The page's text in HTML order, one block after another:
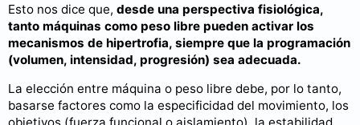
Esto nos dice que, desde una perspectiva fisiológica,
tanto máquinas como peso libre pueden activar los
mecanismos de hipertrofia, siempre que la programación
(volumen, intensidad, progresión) sea adecuada.
La elección entre máquina o peso libre debe, por lo tanto,
basarse factores como la especificidad del movimiento, los
objetivos (fuerza funcional o aislamiento), la estabilidad